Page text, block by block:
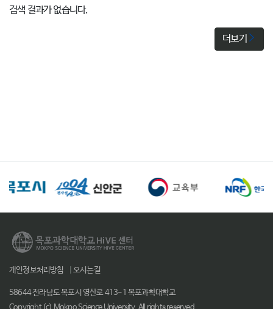
검색 결과가 없습니다.
더보기
개인정보처리방침 |오시는길
58644 전라남도 목포시 영산로 413-1 목포과학대학교